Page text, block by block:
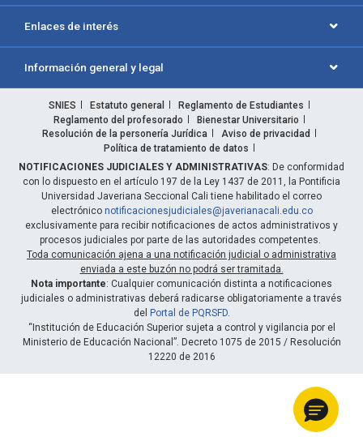
Enlaces de interés
Información general y legal
SNIES Estatuto general
Reglamento de Estudiantes
Reglamento del profesorado
Bienestar Universitario
Resolución de la personería Jurídica
Aviso de privacidad
Política de tratamiento de datos
NOTIFICACIONES JUDICIALES Y ADMINISTRATIVAS: De conformidad
con lo dispuesto en el artículo 197 de la Ley 1437 de 2011, la Pontificia
Universidad Javeriana Seccional Cali tiene habilitado el correo
electrónico notificacionesjudiciales@javerianacali.edu.co
exclusivamente para recibir notificaciones de actos administrativos y
procesos judiciales por parte de las autoridades competentes.
Toda comunicación ajena a una notificación judicial o administrativa
enviada a este buzón no podrá ser tramitada.
Nota importante: Cualquier comunicación distinta a notificaciones
judiciales o administrativas deberá radicarse obligatoriamente a través
del Portal de PQRSFD.
“Institución de Educación Superior sujeta a control y vigilancia por el
Ministerio de Educación Nacional”. Decreto 1075 de 2015 / Resolución
12220 de 2016